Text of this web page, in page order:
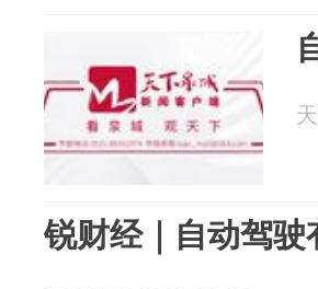
锐财经｜自动驾